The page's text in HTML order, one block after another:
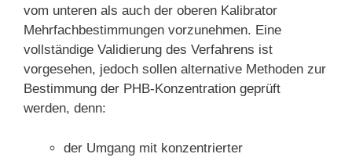
vom unteren als auch der oberen Kalibrator
Mehrfachbestimmungen vorzunehmen. Eine
vollständige Validierung des Verfahrens ist
vorgesehen, jedoch sollen alternative Methoden zur
Bestimmung der PHB-Konzentration geprüft
werden, denn:
der Umgang mit konzentrierter